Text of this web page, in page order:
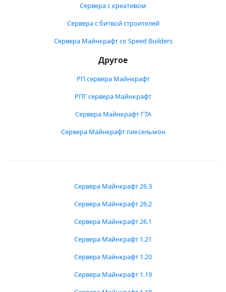
Сервера с креативом
Сервера с битвой строителей
Сервера Майнкрафт со Speed Builders
Другое
РП сервера Майнкрафт
РПГ сервера Майнкрафт
Сервера Майнкрафт ГТА
Сервера Майнкрафт пиксельмон
Сервера Майнкрафт 26.3
Сервера Майнкрафт 26.2
Сервера Майнкрафт 26.1
Сервера Майнкрафт 1.21
Сервера Майнкрафт 1.20
Сервера Майнкрафт 1.19